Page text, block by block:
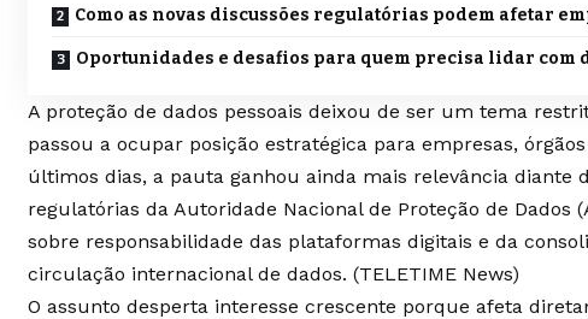
Como as novas discussões regulatórias podem afetar
Oportunidades e desafios para quem precisa lidar com
A proteção de dados pessoais deixou de ser um tema
passou a ocupar posição estratégica para empresas,
últimos dias, a pauta ganhou ainda mais relevância diante
regulatórias da Autoridade Nacional de Proteção de Dados
sobre responsabilidade das plataformas digitais e da
circulação internacional de dados. (TELETIME News)
O assunto desperta interesse crescente porque afeta